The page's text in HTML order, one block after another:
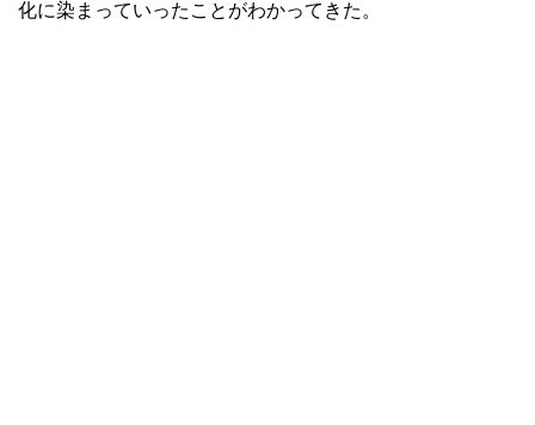
化に染まっていったことがわかってきた。